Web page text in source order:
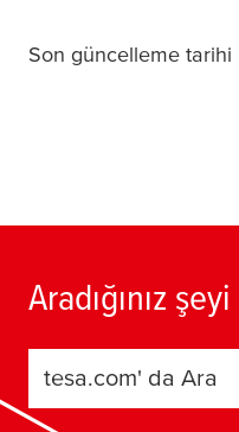
Son güncelleme
Aradığınız
tesa.com' da Ara